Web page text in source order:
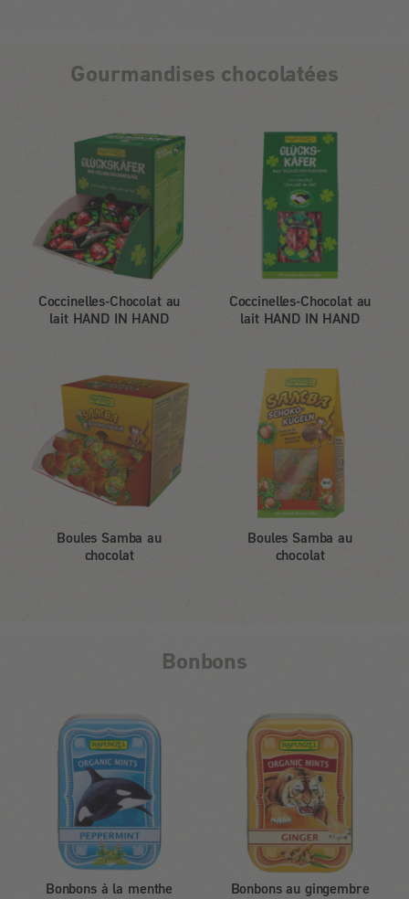
Gourmandises chocolatées
Coccinelles-Chocolat au
lait HAND IN HAND
Coccinelles-Chocolat au
lait HAND IN HAND
Boules Samba au
chocolat
Boules Samba au
chocolat
Bonbons
Bonbons à la menthe
Bonbons au gingembre